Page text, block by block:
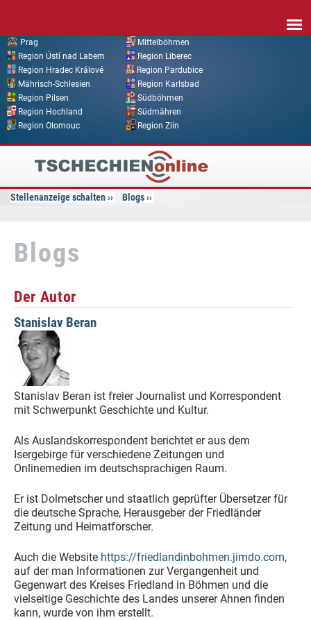
Prag
Mittelböhmen
Region Ústí nad Labem
Region Liberec
Region Hradec Králové
Region Pardubice
Mährisch-Schlesien
Region Karlsbad
Region Pilsen
Südböhmen
Region Hochland
Südmähren
Region Olomouc
Region Zlín
Tschechien
Online
Stellenanzeige schalten Blogs
Blogs
Der Autor
Stanislav Beran
Stanislav Beran ist freier Journalist und Korrespondent
mit Schwerpunkt Geschichte und Kultur.
Als Auslandskorrespondent berichtet er aus dem
Isergebirge für verschiedene Zeitungen und
Onlinemedien im deutschsprachigen Raum.
Er ist Dolmetscher und staatlich geprüfter Übersetzer für
die deutsche Sprache, Herausgeber der Friedländer
Zeitung und Heimatforscher.
Auch die Website https://friedlandinbohmen.jimdo.com,
auf der man Informationen zur Vergangenheit und
Gegenwart des Kreises Friedland in Böhmen und die
vielseitige Geschichte des Landes unserer Ahnen finden
kann, wurde von ihm erstellt.